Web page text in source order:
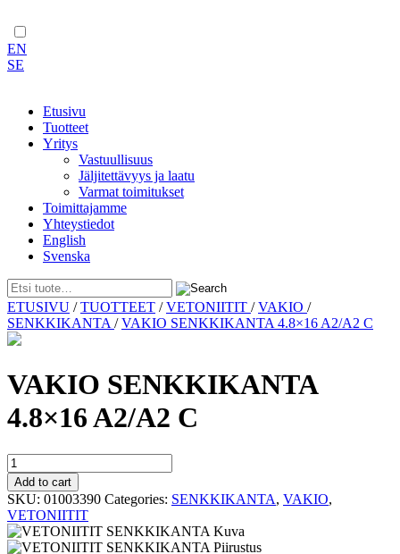
EN
SE
Etusivu
Tuotteet
Yritys
Vastuullisuus
Jäljitettävyys ja laatu
Varmat toimitukset
Toimittajamme
Yhteystiedot
English
Svenska
Skip
to
content
ETUSIVU /TUOTTEET /VETONIITIT /VAKIO /
SENKKIKANTA /VAKIO SENKKIKANTA 4.8×16 A2/A2 C
VAKIO SENKKIKANTA
4.8×16 A2/A2 C
VAKIO
SENKKIKANTA
4.8x16
A2/A2
C
quantity
Add to cart
SKU: 01003390 Categories: SENKKIKANTA, VAKIO,
VETONIITIT